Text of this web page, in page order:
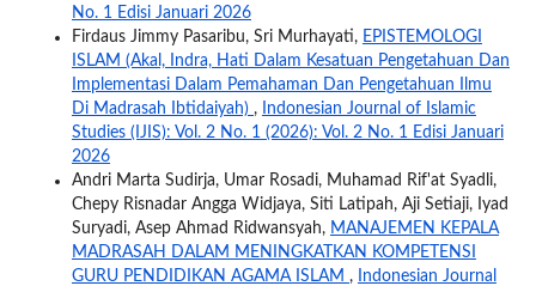
No. 1 Edisi Januari 2026
Firdaus Jimmy Pasaribu, Sri Murhayati, EPISTEMOLOGI
ISLAM (Akal, Indra, Hati Dalam Kesatuan Pengetahuan Dan
Implementasi Dalam Pemahaman Dan Pengetahuan Ilmu
Di Madrasah Ibtidaiyah) ,
Indonesian Journal of Islamic
Studies (IJIS): Vol. 2 No. 1 (2026): Vol. 2 No. 1 Edisi Januari
2026
Andri Marta Sudirja, Umar Rosadi, Muhamad Rif'at Syadli,
Chepy Risnadar Angga Widjaya, Siti Latipah, Aji Setiaji, Iyad
Suryadi, Asep Ahmad Ridwansyah, MANAJEMEN KEPALA
MADRASAH DALAM MENINGKATKAN KOMPETENSI
GURU PENDIDIKAN AGAMA ISLAM ,
Indonesian Journal